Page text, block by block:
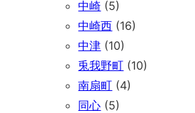
中崎 (5)
中崎西 (16)
中津 (10)
兎我野町 (10)
南扇町 (4)
同心 (5)